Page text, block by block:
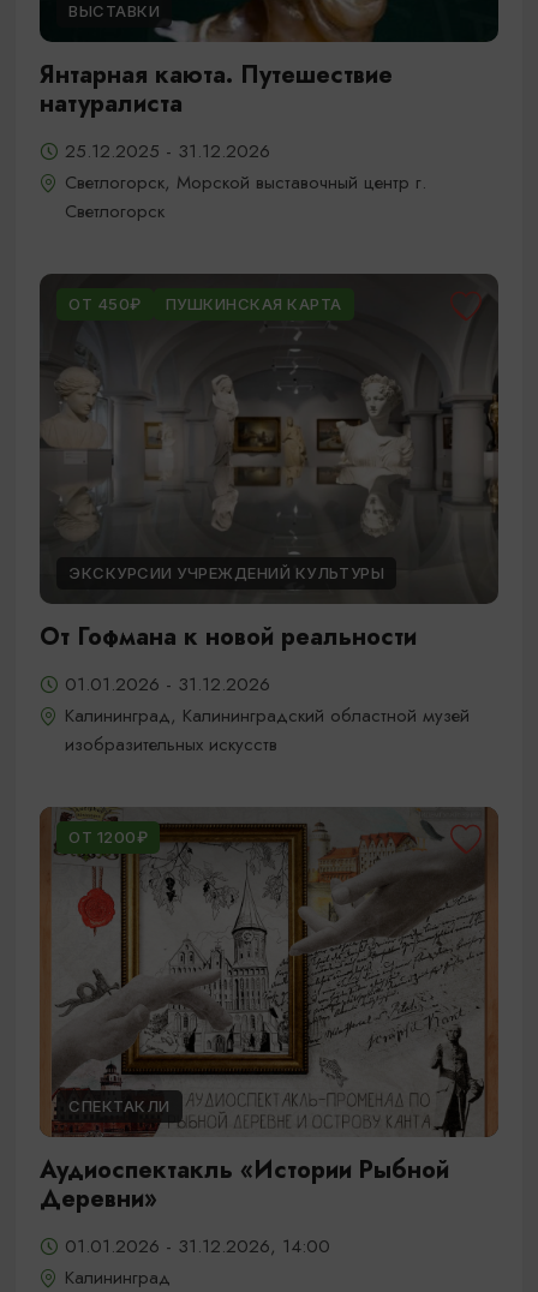
ВЫСТАВКИ
Янтарная каюта. Путешествие
натуралиста
25.12.2025 - 31.12.2026
Светлогорск, Морской выставочный центр г.
Светлогорск
ОТ 450₽ ПУШКИНСКАЯ КАРТА
ЭКСКУРСИИ УЧРЕЖДЕНИЙ КУЛЬТУРЫ
От Гофмана к новой реальности
01.01.2026 - 31.12.2026
Калининград, Калининградский областной музей
изобразительных искусств
ОТ 1200₽
СПЕКТАКЛИ
Аудиоспектакль «Истории Рыбной
Деревни»
01.01.2026 - 31.12.2026, 14:00
Калининград